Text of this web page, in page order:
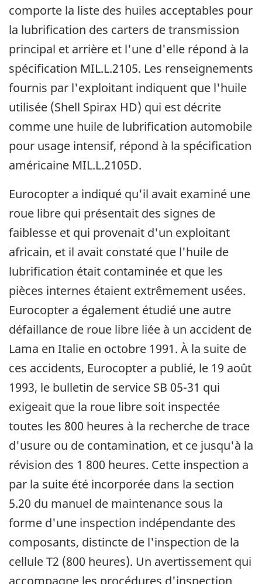
comporte la liste des huiles acceptables pour
la lubrification des carters de transmission
principal et arrière et l'une d'elle répond à la
spécification MIL.L.2105. Les renseignements
fournis par l'exploitant indiquent que l'huile
utilisée (Shell Spirax HD) qui est décrite
comme une huile de lubrification automobile
pour usage intensif, répond à la spécification
américaine MIL.L.2105D.
Eurocopter a indiqué qu'il avait examiné une
roue libre qui présentait des signes de
faiblesse et qui provenait d'un exploitant
africain, et il avait constaté que l'huile de
lubrification était contaminée et que les
pièces internes étaient extrêmement usées.
Eurocopter a également étudié une autre
défaillance de roue libre liée à un accident de
Lama en Italie en octobre 1991. À la suite de
ces accidents, Eurocopter a publié, le 19 août
1993, le bulletin de service SB 05-31 qui
exigeait que la roue libre soit inspectée
toutes les 800 heures à la recherche de trace
d'usure ou de contamination, et ce jusqu'à la
révision des 1 800 heures. Cette inspection a
par la suite été incorporée dans la section
5.20 du manuel de maintenance sous la
forme d'une inspection indépendante des
composants, distincte de l'inspection de la
cellule T2 (800 heures). Un avertissement qui